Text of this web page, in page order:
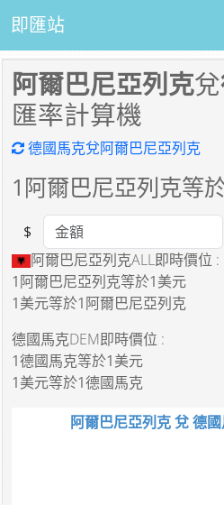
即匯站
阿爾巴尼亞列克兌
匯率計算機
德國馬克兌阿爾巴尼亞列克
1 阿爾巴尼亞列克等
Amount
$
阿爾巴尼亞列克ALL即時價位 :
1阿爾巴尼亞列克等於1美元
1美元等於1阿爾巴尼亞列克
德國馬克DEM即時價位 :
1德國馬克等於1美元
1美元等於1德國馬克
阿爾巴尼亞列克 兌 德